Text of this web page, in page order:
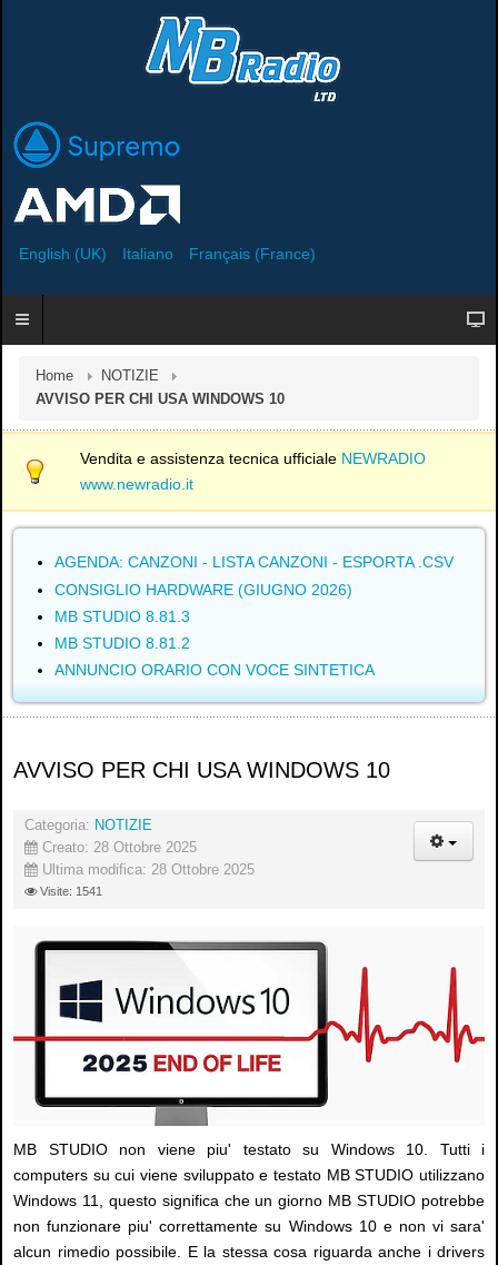
English (UK) Italiano Français (France)
Home
NOTIZIE
AVVISO PER CHI USA WINDOWS 10
Vendita e assistenza tecnica ufficiale NEWRADIO
www.newradio.it
AGENDA: CANZONI - LISTA CANZONI - ESPORTA .CSV
CONSIGLIO HARDWARE (GIUGNO 2026)
MB STUDIO 8.81.3
MB STUDIO 8.81.2
ANNUNCIO ORARIO CON VOCE SINTETICA
AVVISO PER CHI USA WINDOWS 10
Categoria: NOTIZIE
Creato: 28 Ottobre 2025
Ultima modifica: 28 Ottobre 2025
Visite: 1541
MB STUDIO non viene piu' testato su Windows 10. Tutti i
computers su cui viene sviluppato e testato MB STUDIO utilizzano
Windows 11, questo significa che un giorno MB STUDIO potrebbe
non funzionare piu' correttamente su Windows 10 e non vi sara'
alcun rimedio possibile. E la stessa cosa riguarda anche i drivers